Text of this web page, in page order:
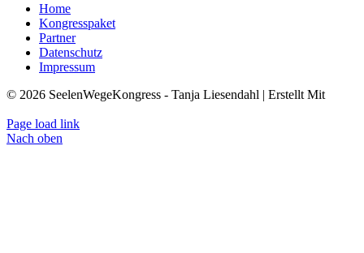
Home
Kongresspaket
Partner
Datenschutz
Impressum
© 2026 SeelenWegeKongress - Tanja Liesendahl | Erstellt Mit
Page load link
Nach oben